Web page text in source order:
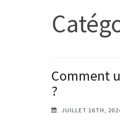
Comment
?
JUILLET 16TH,